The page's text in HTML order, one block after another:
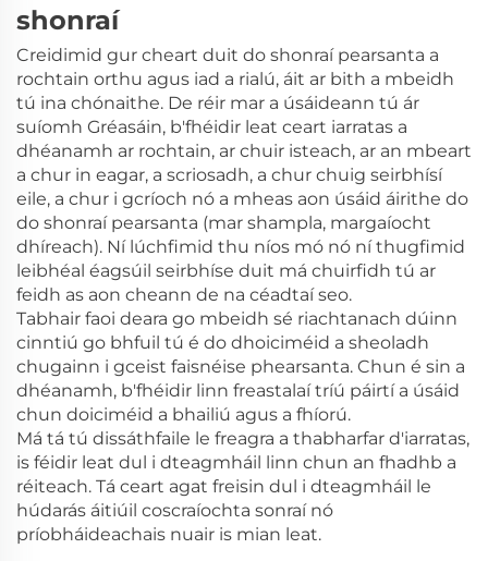
shonraí
Creidimid gur cheart duit do shonraí pearsanta a
rochtain orthu agus iad a rialú, áit ar bith a mbeidh
tú ina chónaithe. De réir mar a úsáideann tú ár
suíomh Gréasáin, b'fhéidir leat ceart iarratas a
dhéanamh ar rochtain, ar chuir isteach, ar an mbeart
a chur in eagar, a scriosadh, a chur chuig seirbhísí
eile, a chur i gcríoch nó a mheas aon úsáid áirithe do
do shonraí pearsanta (mar shampla, margaíocht
dhíreach). Ní lúchfimid thu níos mó nó ní thugfimid
leibhéal éagsúil seirbhíse duit má chuirfidh tú ar
feidh as aon cheann de na céadtaí seo.
Tabhair faoi deara go mbeidh sé riachtanach dúinn
cinntiú go bhfuil tú é do dhoiciméid a sheoladh
chugainn i gceist faisnéise phearsanta. Chun é sin a
dhéanamh, b'fhéidir linn freastalaí tríú páirtí a úsáid
chun doiciméid a bhailiú agus a fhíorú.
Má tá tú dissáthfaile le freagra a thabharfar d'iarratas,
is féidir leat dul i dteagmháil linn chun an fhadhb a
réiteach. Tá ceart agat freisin dul i dteagmháil le
húdarás áitiúil coscraíochta sonraí nó
príobháideachais nuair is mian leat.